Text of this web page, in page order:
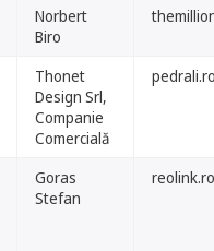
Norbert
Biro
Thonet
Design Srl,
Companie
Comercială
Goras
Stefan
reolink.ro